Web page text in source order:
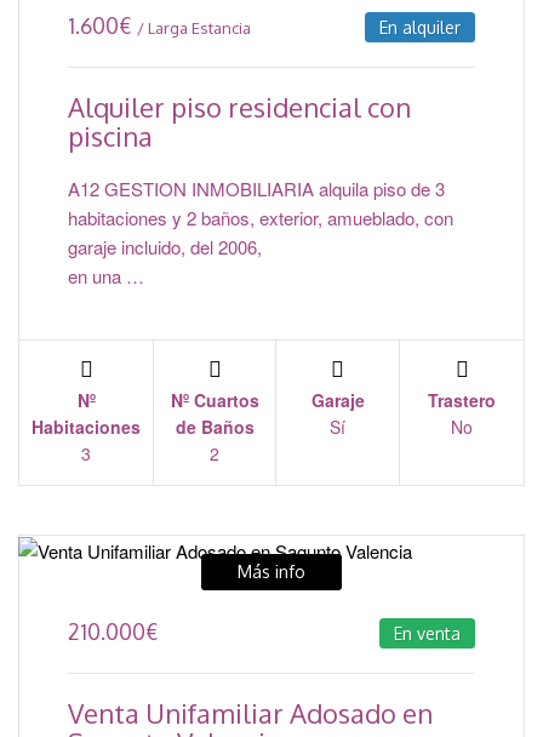
1.600€ / Larga Estancia En alquiler
Alquiler piso residencial con
piscina
A12 GESTION INMOBILIARIA alquila piso de 3
habitaciones y 2 baños, exterior, amueblado, con
garaje incluido, del 2006,
en una …
Nº
Habitaciones
3
Nº Cuartos
de Baños
2
Garaje
Sí
Trastero
No
Más info
210.000€ En venta
Venta Unifamiliar Adosado en